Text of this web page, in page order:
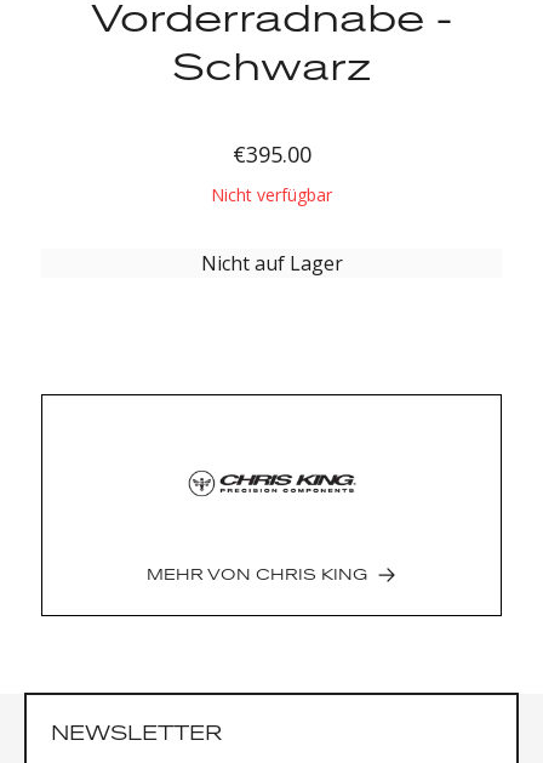
Vorderradnabe -
Schwarz
€395.00
Nicht verfügbar
Nicht auf Lager
MEHR VON CHRIS KING
NEWSLETTER